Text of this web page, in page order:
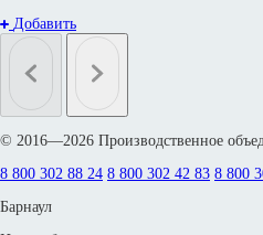
Добавить
© 2016—2026 Производственное
8 800 302 88 24 8 800 302 42 83 8 800
Барнаул